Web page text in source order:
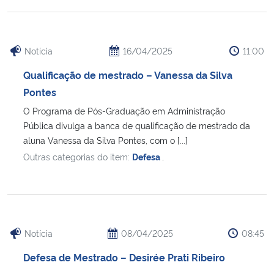
Notícia 16/04/2025 11:00
Qualificação de mestrado – Vanessa da Silva
Pontes
O Programa de Pós-Graduação em Administração
Pública divulga a banca de qualificação de mestrado da
aluna Vanessa da Silva Pontes, com o [...]
Outras categorias do item: Defesa
Notícia 08/04/2025 08:45
Defesa de Mestrado – Desirée Prati Ribeiro